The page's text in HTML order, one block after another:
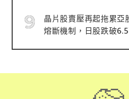
晶片股賣壓再起拖累亞
熔斷機制，日股跌破